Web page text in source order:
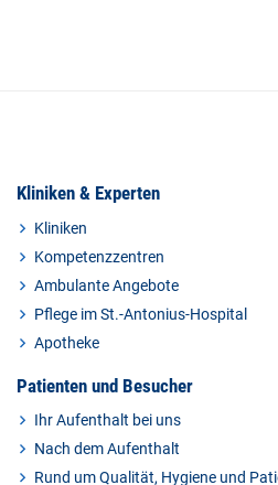
Kliniken & Experten
Kliniken
Kompetenzzentren
Ambulante Angebote
Pflege im St.-Antonius-Hospital
Apotheke
Patienten und Besucher
Ihr Aufenthalt bei uns
Nach dem Aufenthalt
Rund um Qualität, Hygiene und